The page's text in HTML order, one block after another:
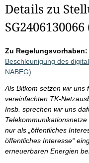
Details zu
SG2406130066
Zu Regelungsvorhaben:
Beschleunigung des
NABEG)
Als Bitkom setzen wir uns
vereinfachten TK-
Insb. sprechen wir uns
nur als „öffentliches
öffentliches Interesse“
erneuerbaren Energien